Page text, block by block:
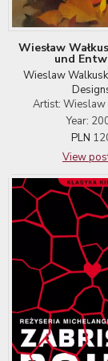
Wiesław
und
Wieslaw
Artist: Wieslaw
Year:
PLN
View